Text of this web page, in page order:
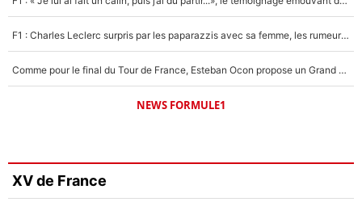
F1 : Charles Leclerc surpris par les paparazzis avec sa femme, les rumeurs étaient vraies !
Comme pour le final du Tour de France, Esteban Ocon propose un Grand Prix de Formule 1 à Paris : «Autour de l’Arc de Triomphe, ce serait génial» !
NEWS FORMULE1
XV de France